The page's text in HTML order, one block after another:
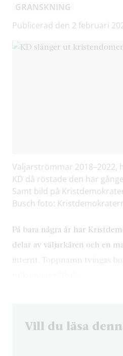
GRANSKNING
Publicerad den 2 februari
Väljarströmmar 2018–2022,
KD då röstade den här
Samt bild på
Busch foto:
På bara några år har
delar av väljarkåren och en
internt. Toppnamn tvingas
Vill du läsa